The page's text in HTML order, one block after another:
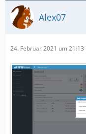
Alex07
24. Februar 2021 um 21:13